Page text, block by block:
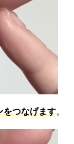
をつなげます。